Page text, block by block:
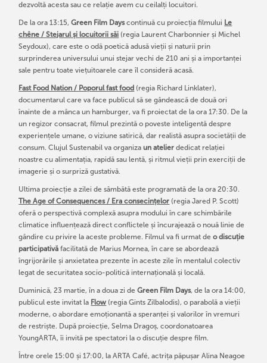
dezvoltă acesta sau ce relație avem cu ceilalți locuitori.
De la ora 13:15,Green Film Dayscontinuă cu proiecția filmului Le
chêne / Stejarul și locuitorii săi (regia Laurent Charbonnier și Michel
Seydoux), care este o odă poetică adusă vieții și naturii prin
surprinderea universului unui stejar vechi de 210 ani și a importanței
sale pentru toate viețuitoarele care îl consideră acasă.
Fast Food Nation / Poporul fast food (regia Richard Linklater),
documentarul care va face publicul să se gândească de două ori
înainte de a mânca un hamburger, va fi proiectat de la ora 17:30. De la
un regizor consacrat, filmul prezintă o poveste inteligentă despre
experiențele umane, o viziune satirică, dar realistă asupra societății de
consum. Clujul Sustenabil va organizaun atelier dedicat relației
noastre cu alimentația, rapidă sau lentă, și ritmul vieții prin exerciții de
imagerie și o surpriză gustativă.
Ultima proiecție a zilei de sâmbătă este programată de la ora 20:30.
The Age of Consequences / Era consecințelor (regia Jared P. Scott)
oferă o perspectivă complexă asupra modului în care schimbările
climatice influențează direct conflictele și încurajează o nouă linie de
gândire cu privire la aceste probleme. Filmul va fi urmat deo discuție
participativă facilitată de Marius Mornea, în care se abordează
îngrijorările și anxietatea prezente în aceste zile în mentalul colectiv
legat de securitatea socio-politică internațională și locală.
Duminică, 23 martie, în a doua zi deGreen Film Days, de la ora 14:00,
publicul este invitat la Flow (regia Gints Zilbalodis), o parabolă a vieții
moderne, o abordare emoționantă a speranței și valorilor în vremuri
de restriște. După proiecție, Selma Dragoș, coordonatoarea
YoungARTA, îi invită pe spectatori la o discuție despre film.
Între orele 15:00 și 17:00, la ARTA Café, actrița păpușar Alina Neagoe